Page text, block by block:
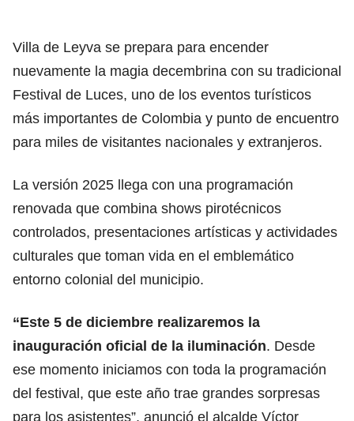
Villa de Leyva se prepara para encender
nuevamente la magia decembrina con su tradicional
Festival de Luces, uno de los eventos turísticos
más importantes de Colombia y punto de encuentro
para miles de visitantes nacionales y extranjeros.
La versión 2025 llega con una programación
renovada que combina shows pirotécnicos
controlados, presentaciones artísticas y actividades
culturales que toman vida en el emblemático
entorno colonial del municipio.
“Este 5 de diciembre realizaremos la
inauguración oficial de la iluminación. Desde
ese momento iniciamos con toda la programación
del festival, que este año trae grandes sorpresas
para los asistentes”, anunció el alcalde Víctor